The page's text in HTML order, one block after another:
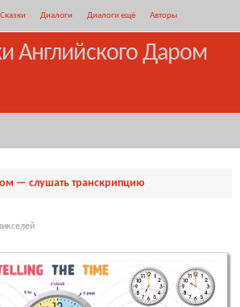
Сказки Диалоги Диалоги ещё Авторы
Английского Даром
— слушать транскрипцию